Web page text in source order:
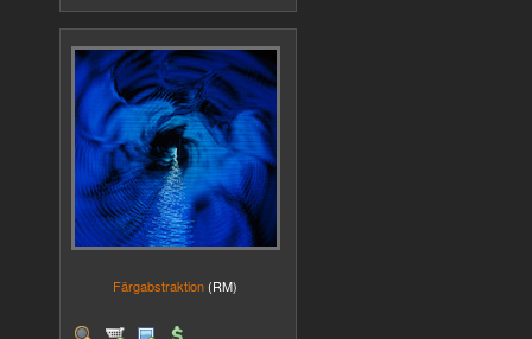
Färgabstraktion (RM)